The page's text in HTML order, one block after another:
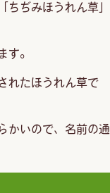
ぢみほうれん草」
す。
れたほうれん草で
かいので、名前の通